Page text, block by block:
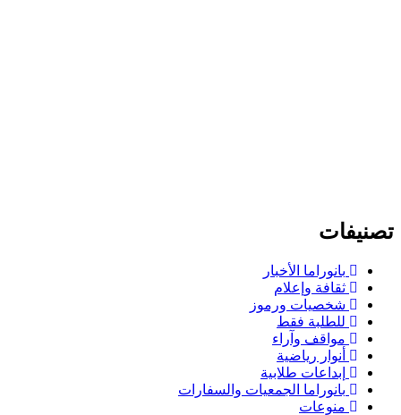
تصنيفات
بانوراما الأخبار
ثقافة وإعلام
شخصيات ورموز
للطلبة فقط
مواقف وآراء
أنوار رياضية
إبداعات طلابية
بانوراما الجمعيات والسفارات
منوعات